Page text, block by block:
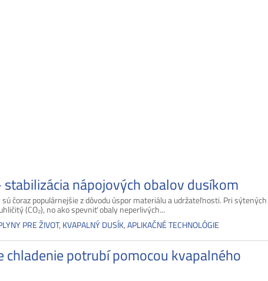
nápojových obalov dusíkom
čoraz populárnejšie z dôvodu úspor materiálu a udržateľnosti. Pri sýtených
(CO₂), no ako spevniť obaly neperlivých...
PRE ŽIVOT, KVAPALNÝ DUSÍK,APLIKAČNÉ TECHNOLÓGIE
chladenie potrubí pomocou kvapalného